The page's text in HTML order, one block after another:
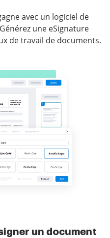
avec un logiciel de
une eSignature
de travail de documents.
un document